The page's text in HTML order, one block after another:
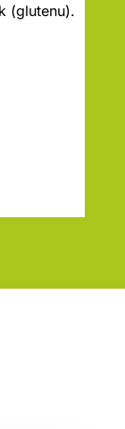
(glutenu).